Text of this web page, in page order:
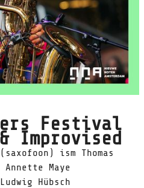
Festival
& Improvised
ism Thomas
Maye
Hübsch